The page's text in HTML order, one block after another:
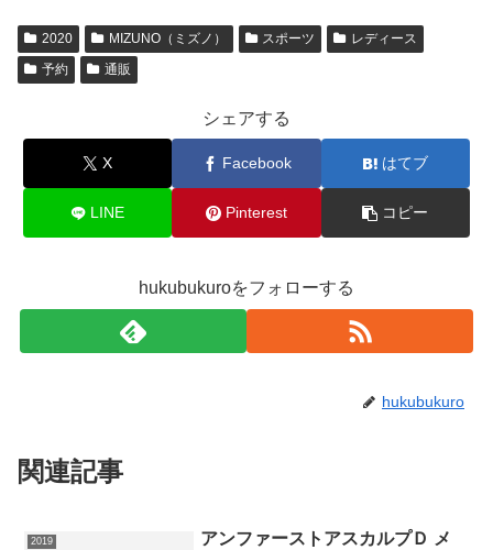
2020 MIZUNO（ミズノ） スポーツ
レディース
予約
通販
シェアする
X Facebook はてブ
LINE Pinterest コピー
hukubukuroをフォローする
hukubukuro
関連記事
2019
アンファーストアスカルプＤ メ